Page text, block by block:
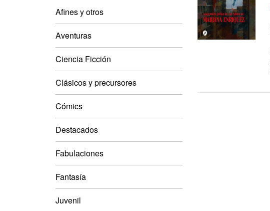
Afines y otros
Aventuras
Ciencia Ficción
Clásicos y precursores
Cómics
Destacados
Fabulaciones
Fantasía
Juvenil